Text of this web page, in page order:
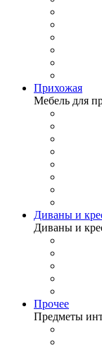
Прихожая
Мебель для
Диваны и
Диваны и
Прочее
Предметы